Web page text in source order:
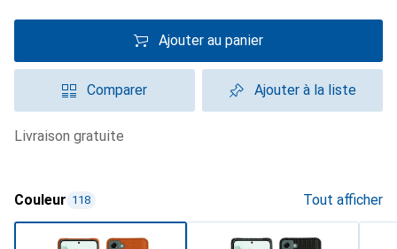
Ajouter au panier
Comparer Ajouter à la liste
livraison gratuite
Couleur 118 Tout afficher